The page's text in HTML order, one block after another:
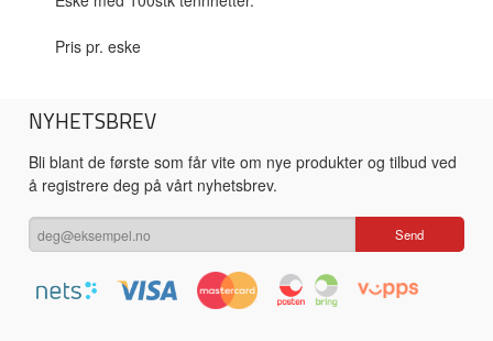
Pris pr. eske
NYHETSBREV
Bli blant de første som får vite om nye produkter og tilbud ved
å registrere deg på vårt nyhetsbrev.